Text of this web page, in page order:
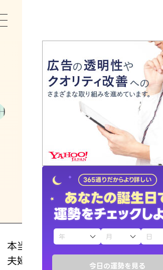
今日の運勢を見る
トップ
ユーザーの声
占いの流れ
おすすめの占い師
よくある質問
えもじの子（占）12星座占い
本当に相談してよかったです。今は
夫婦で乗り越える時期ですね。頑